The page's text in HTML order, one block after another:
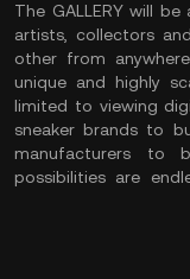
The GALLERY will
artists, collectors
other from
unique and highly
limited to viewing
sneaker brands to
manufacturers to
possibilities are